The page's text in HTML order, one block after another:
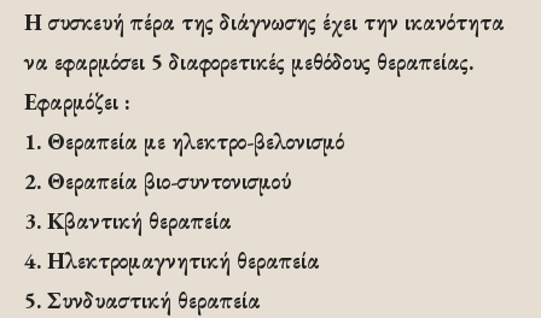
Η συσκευή πέρα της διάγνωσης έχει την ικανότητα
να εφαρμόσει 5 διαφορετικές μεθόδους θεραπείας.
Εφαρμόζει :
1. Θεραπεία με ηλεκτρο-βελονισμό
2. Θεραπεία βιο-συντονισμού
3. Κβαντική θεραπεία
4. Ηλεκτρομαγνητική θεραπεία
5. Συνδυαστική θεραπεία